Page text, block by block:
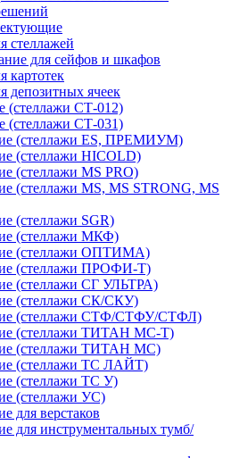
стеллажей
для сейфов и шкафов
картотек
депозитных ячеек
(стеллажи СТ-012)
(стеллажи СТ-031)
(стеллажи ES, ПРЕМИУМ)
(стеллажи HICOLD)
(стеллажи MS PRO)
(стеллажи MS, MS STRONG, MS
(стеллажи SGR)
(стеллажи МКФ)
(стеллажи ОПТИМА)
(стеллажи ПРОФИ-Т)
(стеллажи СГ УЛЬТРА)
(стеллажи СК/СКУ)
(стеллажи СТФ/СТФУ/СТФЛ)
(стеллажи ТИТАН МС-Т)
(стеллажи ТИТАН МС)
(стеллажи ТС ЛАЙТ)
(стеллажи ТС У)
(стеллажи УС)
для верстаков
для инструментальных тумб/